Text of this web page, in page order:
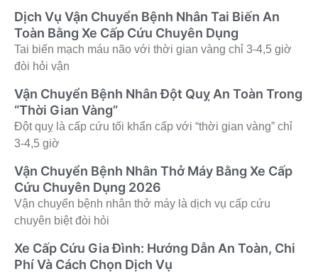
Dịch Vụ Vận Chuyển Bệnh Nhân Tai Biến An
Toàn Bằng Xe Cấp Cứu Chuyên Dụng
Tai biến mạch máu não với thời gian vàng chỉ 3-4,5 giờ
đòi hỏi vận
Vận Chuyển Bệnh Nhân Đột Quỵ An Toàn Trong
“Thời Gian Vàng”
Đột quỵ là cấp cứu tối khẩn cấp với “thời gian vàng” chỉ
3-4,5 giờ
Vận Chuyển Bệnh Nhân Thở Máy Bằng Xe Cấp
Cứu Chuyên Dụng 2026
Vận chuyển bệnh nhân thở máy là dịch vụ cấp cứu
chuyên biệt đòi hỏi
Xe Cấp Cứu Gia Đình: Hướng Dẫn An Toàn, Chi
Phí Và Cách Chọn Dịch Vụ